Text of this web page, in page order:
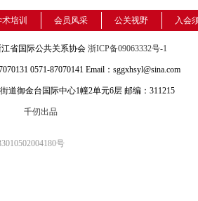
术培训 会员风采 公关视野 入会
省国际公共关系协会 浙ICP备09063332号-1
0571-87070141 Email：sggxhsyl@sina.com
道御金台国际中心1幢2单元6层 邮编：311215
千仞出品
号